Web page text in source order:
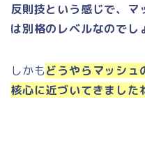
反則技という感じで、マ
は別格のレベルなのでし
しかもどうやらマッシュ
核心に近づいてきました